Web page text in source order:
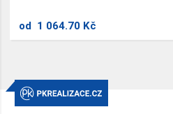
od 1 064.70 Kč